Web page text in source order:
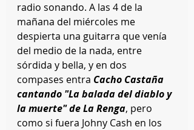
radio sonando. A las 4 de la
mañana del miércoles me
despierta una guitarra que venía
del medio de la nada, entre
sórdida y bella, y en dos
compases entra Cacho Castaña
cantando "La balada del diablo y
la muerte" de La Renga, pero
como si fuera Johny Cash en los